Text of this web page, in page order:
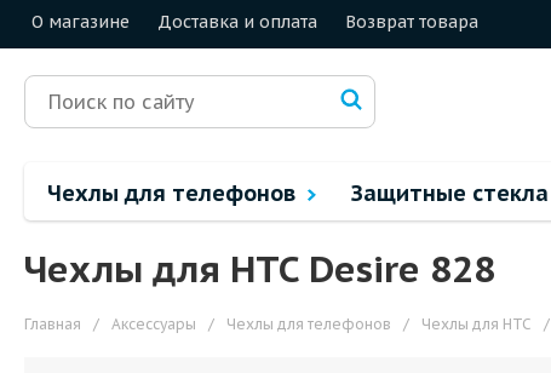
О магазине Доставка и оплата Возврат товара
Чехлы для телефонов Защитные стекла
Чехлы для HTC Desire 828
Главная / Аксессуары / Чехлы для телефонов / Чехлы для HTC /